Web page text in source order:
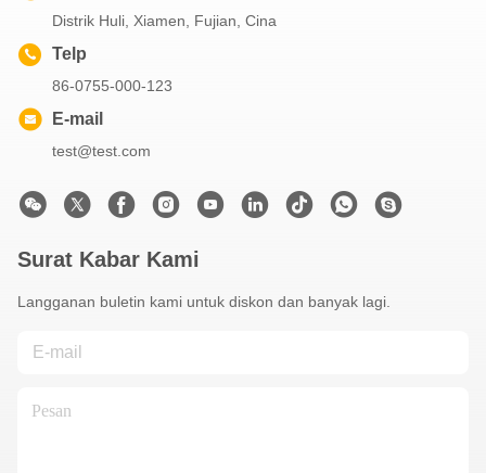
Distrik Huli, Xiamen, Fujian, Cina
Telp
86-0755-000-123
E-mail
test@test.com
Surat Kabar Kami
Langganan buletin kami untuk diskon dan banyak lagi.